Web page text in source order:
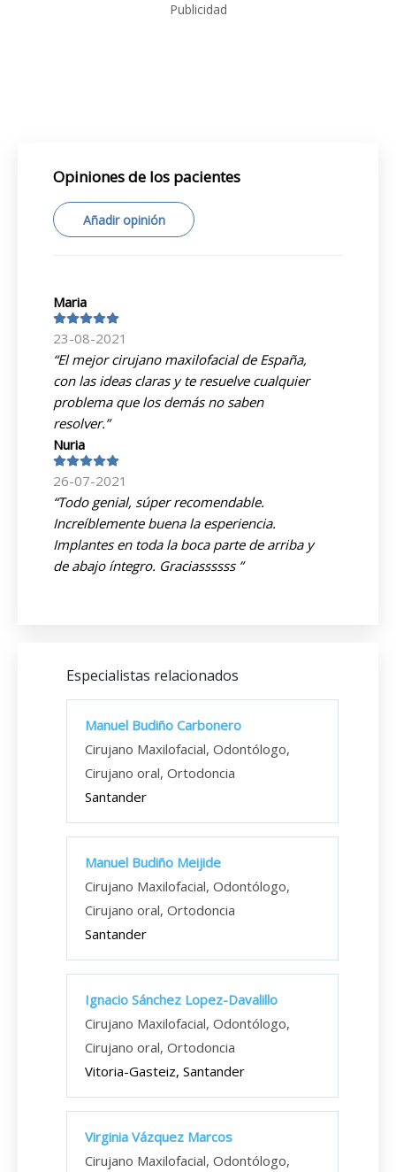
Publicidad
Opiniones de los pacientes
Añadir opinión
Maria
23-08-2021
“El mejor cirujano maxilofacial de España,
con las ideas claras y te resuelve cualquier
problema que los demás no saben
resolver.”
Nuria
26-07-2021
“Todo genial, súper recomendable.
Increíblemente buena la esperiencia.
Implantes en toda la boca parte de arriba y
de abajo íntegro. Graciassssss ”
Especialistas relacionados
Manuel Budiño Carbonero
Cirujano Maxilofacial, Odontólogo,
Cirujano oral, Ortodoncia
Santander
Manuel Budiño Meijide
Cirujano Maxilofacial, Odontólogo,
Cirujano oral, Ortodoncia
Santander
Ignacio Sánchez Lopez-Davalillo
Cirujano Maxilofacial, Odontólogo,
Cirujano oral, Ortodoncia
Vitoria-Gasteiz, Santander
Virginia Vázquez Marcos
Cirujano Maxilofacial, Odontólogo,